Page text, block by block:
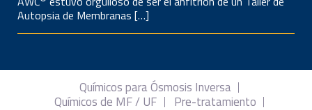
Autopsia de Membranas […]
Químicos para Ósmosis Inversa
Químicos de MF / UF
Pre-tratamiento